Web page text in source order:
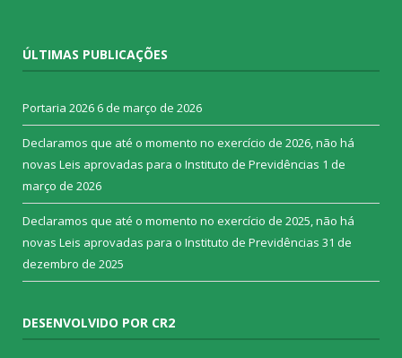
ÚLTIMAS PUBLICAÇÕES
Portaria 2026 6 de março de 2026
Declaramos que até o momento no exercício de 2026, não há
novas Leis aprovadas para o Instituto de Previdências 1 de
março de 2026
Declaramos que até o momento no exercício de 2025, não há
novas Leis aprovadas para o Instituto de Previdências 31 de
dezembro de 2025
DESENVOLVIDO POR CR2